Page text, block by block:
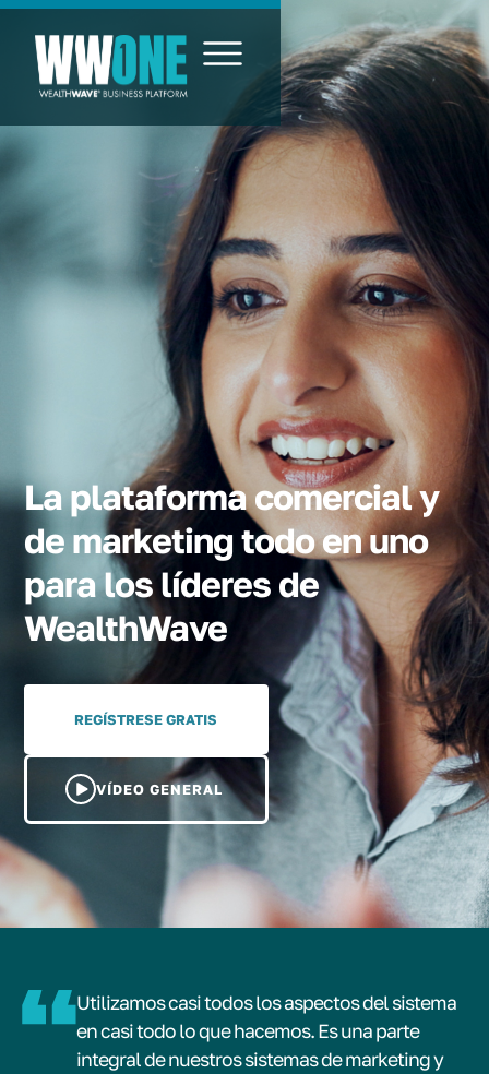
La plataforma comercial y
de marketing todo en uno
para los líderes de
WealthWave
REGÍSTRESE GRATIS
VÍDEO GENERAL
Utilizamos casi todos los aspectos del sistema
en casi todo lo que hacemos. Es una parte
integral de nuestros sistemas de marketing y